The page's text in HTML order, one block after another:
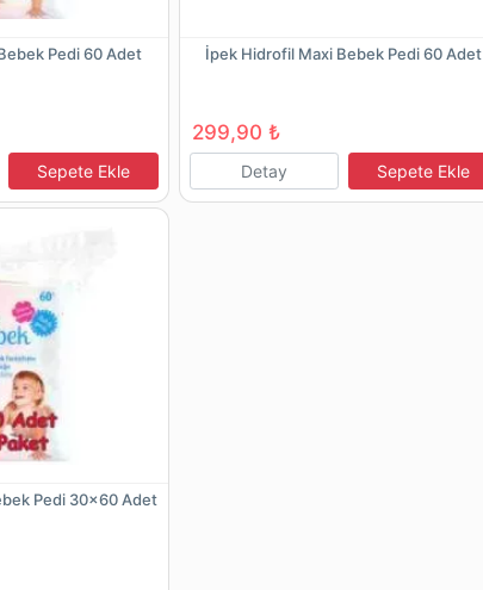
Pedi 60 Adet
Sepete Ekle
İpek Hidrofil Maxi Bebek Pedi 60 Adet
299,90 ₺
Detay Sepete Ekle
Pedi 30x60 Adet